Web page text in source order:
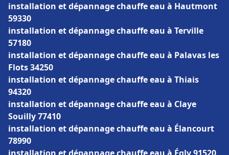
installation et dépannage chauffe eau à Hautmont
59330
installation et dépannage chauffe eau à Terville
57180
installation et dépannage chauffe eau à Palavas les
Flots 34250
installation et dépannage chauffe eau à Thiais
94320
installation et dépannage chauffe eau à Claye
Souilly 77410
installation et dépannage chauffe eau à Élancourt
78990